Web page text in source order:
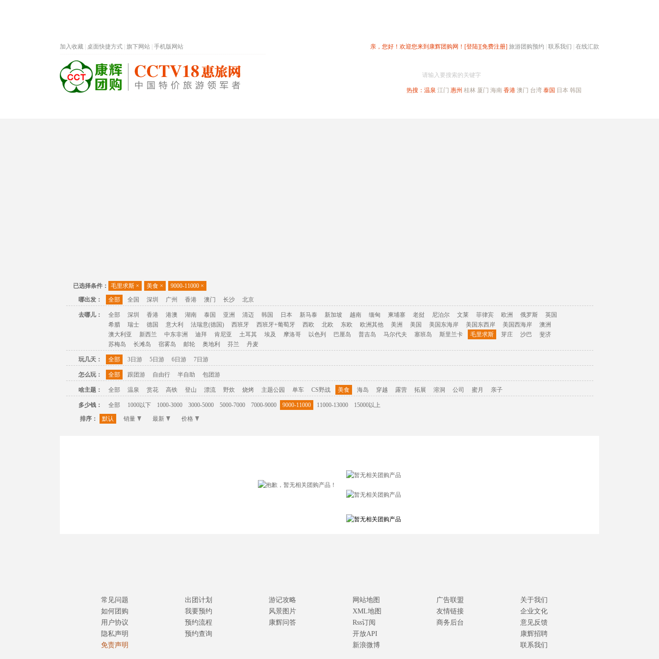
亲，您好！欢迎您来到康辉团购网！ [登陆][免费注册] 旅游团购预约 联系我们 在线汇款
加入收藏 桌面快捷方式 旗下网站 手机版网站
请输入要搜索的关键字
热搜： 温泉 江门 惠州 桂林 厦门 海南 香港 澳门 台湾 泰国 日本 韩国
已选择条件： 毛里求斯 × 美食 × 9000-11000 ×
哪出发：
全部 全国 深圳 广州 香港 澳门 长沙 北京
去哪儿： 全部 深圳 香港 港澳 湖南 泰国 亚洲 清迈 韩国 日本 新马泰 新加坡 越南 缅甸 柬埔寨 老挝 尼泊尔 文莱 菲律宾 欧洲 俄罗斯
英国
希腊
瑞士 德国 意大利 法瑞意(德国) 西班牙 西班牙+葡萄牙 西欧 北欧 东欧 欧洲其他 美洲 美国 美国东海岸 美国东西岸 美国西海岸
澳洲
澳大利亚
新西兰 中东非洲 迪拜 肯尼亚 土耳其 埃及 摩洛哥 以色列 巴厘岛 普吉岛 马尔代夫 塞班岛 斯里兰卡 毛里求斯 芽庄 沙巴
斐济
苏梅岛
长滩岛 宿雾岛 邮轮 奥地利 芬兰 丹麦
玩几天： 全部 3日游 5日游 6日游 7日游
怎么玩： 全部 跟团游 自由行 半自助 包团游
啥主题： 全部 温泉 赏花 高铁 登山 漂流 野炊 烧烤 主题公园 单车 CS野战 美食 海岛 穿越 露营 拓展 溶洞 公司 蜜月 亲子
多少钱： 全部 1000以下 1000-3000 3000-5000 5000-7000 7000-9000 9000-11000 11000-13000
15000以上
排序：
默认 销量 最新 价格
常见问题
如何团购
用户协议
隐私声明
免责声明
出团计划
我要预约
预约流程
预约查询
游记攻略
风景图片
康辉问答
网站地图
XML地图
Rss订阅
开放API
新浪微博
广告联盟
友情链接
商务后台
关于我们
企业文化
意见反馈
康辉招聘
联系我们